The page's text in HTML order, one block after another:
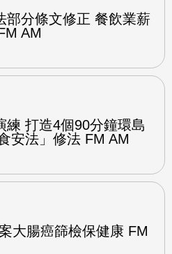
部分條文修正 餐飲業薪
AM
練 打造4個90分鐘環島
安法」修法 FM AM
大腸癌篩檢保健康 FM